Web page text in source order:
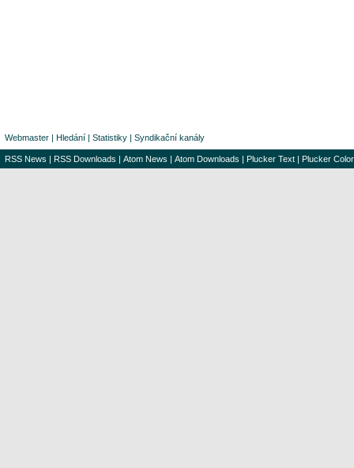
Webmaster | Hledání | Statistiky | Syndikační kanály
RSS News | RSS Downloads | Atom News | Atom Downloads | Plucker Text | Plucker Color